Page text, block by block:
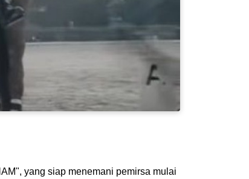
yang siap menemani pemirsa mulai